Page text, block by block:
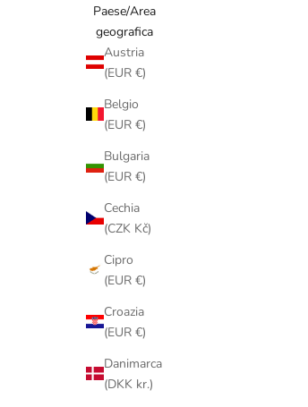
Paese/Area
geografica
Austria
(EUR €)
Belgio
(EUR €)
Bulgaria
(EUR €)
Cechia
(CZK Kč)
Cipro
(EUR €)
Croazia
(EUR €)
Danimarca
(DKK kr.)